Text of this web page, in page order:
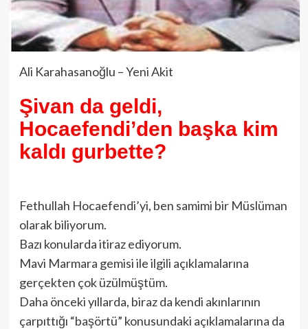
Ali Karahasanoğlu – Yeni Akit
Şivan da geldi,
Hocaefendi’den başka kim
kaldı gurbette?
Fethullah Hocaefendi’yi, ben samimi bir Müslüman
olarak biliyorum.
Bazı konularda itiraz ediyorum.
Mavi Marmara gemisi ile ilgili açıklamalarına
gerçekten çok üzülmüştüm.
Daha önceki yıllarda, biraz da kendi akınlarının
çarpıttığı “başörtü” konusundaki açıklamalarına da